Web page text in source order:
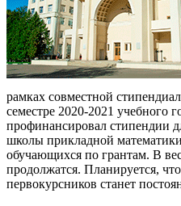
рамках совместной
семестре 2020-2021 учебного
профинансировал стипендии
школы прикладной
обучающихся по грантам. В
продолжатся. Планируется,
первокурсников станет